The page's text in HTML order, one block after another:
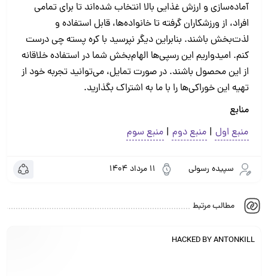
آماده‌سازی و ارزش غذایی بالا انتخاب شده‌اند تا برای تمامی
افراد، از ورزشکاران گرفته تا خانواده‌ها، قابل استفاده و
لذت‌بخش باشند. بنابراین دیگر نپرسید با کره پسته چی درست
کنم. امیدواریم این رسپی‌ها الهام‌بخش شما در استفاده خلاقانه
از این محصول باشند. در صورت تمایل، می‌توانید تجربه خود از
تهیه این خوراکی‌ها را با ما به اشتراک بگذارید.
منابع
منبع اول | منبع دوم | منبع سوم
سپیده رسولی 11 مرداد 1404
مطالب مرتبط
HACKED BY ANTONKILL